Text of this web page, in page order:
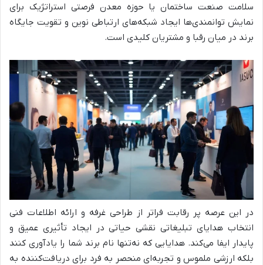
سلامت صنعت ساختمان یا حوزه معدن فرصتی استراتژیک برای
نمایش توانمندی‌ها ایجاد شبکه‌های ارتباطی نوین و تقویت جایگاه
برند در میان رقبا و مشتریان کلیدی است.
در این عرصه پر رقابت فراتر از طراحی غرفه و ارائه اطلاعات فنی
انتخاب هدایای تبلیغاتی نقشی حیاتی در ایجاد تأثیری عمیق و
پایدار ایفا می‌کند. هدایایی که نه‌تنها نام برند شما را یادآوری کنند
بلکه ارزشی ملموس و تجربه‌ای منحصر به فرد برای دریافت‌کننده به